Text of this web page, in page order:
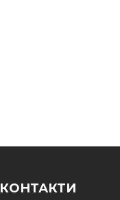
КОНТАКТИ